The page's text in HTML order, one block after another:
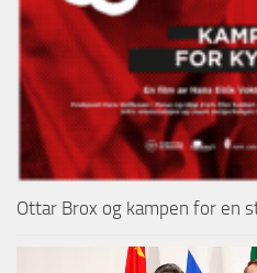
Ottar Brox og kampen for en